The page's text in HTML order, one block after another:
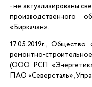
- не актуализированы
производственного
«Биркачан».
17.05.2019г., Общество
ремонтно-
(ООО РСП
ПАО «Северсталь»,